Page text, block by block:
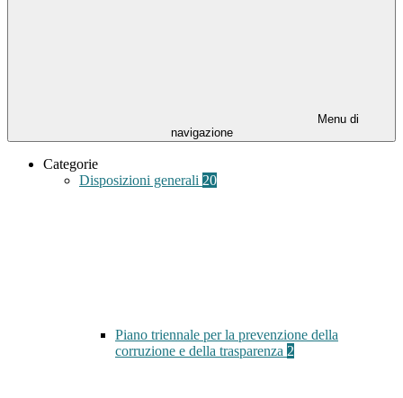
Menu di
navigazione
Categorie
Disposizioni generali 20
Piano triennale per la prevenzione della
corruzione e della trasparenza 2